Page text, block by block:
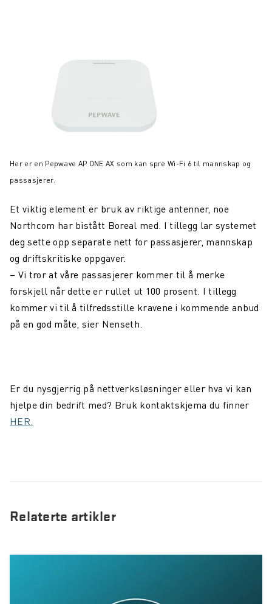
Her er en Pepwave AP ONE AX som kan spre Wi-Fi 6 til mannskap og
passasjerer.
Et viktig element er bruk av riktige antenner, noe
Northcom har bistått Boreal med. I tillegg lar systemet
deg sette opp separate nett for passasjerer, mannskap
og driftskritiske oppgaver.
– Vi tror at våre passasjerer kommer til å merke
forskjell når dette er rullet ut 100 prosent. I tillegg
kommer vi til å tilfredsstille kravene i kommende anbud
på en god måte, sier Nenseth.
Er du nysgjerrig på nettverksløsninger eller hva vi kan
hjelpe din bedrift med? Bruk kontaktskjema du finner
HER.
Relaterte artikler